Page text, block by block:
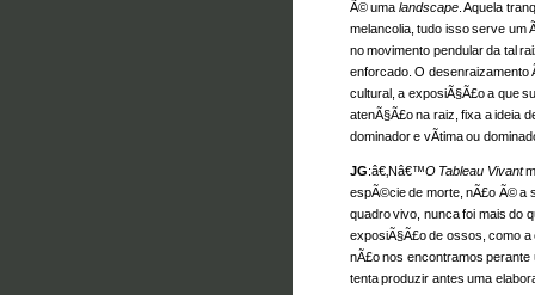
Ã© uma landscape. Aquela
melancolia, tudo isso serve um
no movimento pendular da tal
enforcado. O
cultural, a exposiÃ§Ã£o a que
atenÃ§Ã£o na raiz, fixa a ideia
dominador e vÃ­tima ou
JG:â€‚Nâ€™O Tableau Vivant
espÃ©cie de morte, nÃ£o Ã© a
quadro vivo, nunca foi mais do
exposiÃ§Ã£o de ossos, como
nÃ£o nos encontramos perante
tenta produzir antes uma